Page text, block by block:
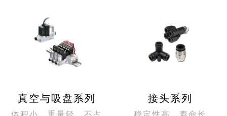
真空与吸盘系列
体积小，重量轻，不占
接头系列
稳定性高，寿命长